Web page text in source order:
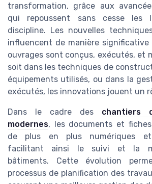
transformation, grâce aux
qui repoussent sans cesse les
discipline. Les nouvelles
influencent de manière
ouvrages sont conçus, exécutés, et
soit dans les techniques de
équipements utilisés, ou dans la
exécutés, les innovations jouent un
Dans le cadre des chantiers
modernes, les documents et
de plus en plus numériques et
facilitant ainsi le suivi et la
bâtiments. Cette évolution
processus de planification des